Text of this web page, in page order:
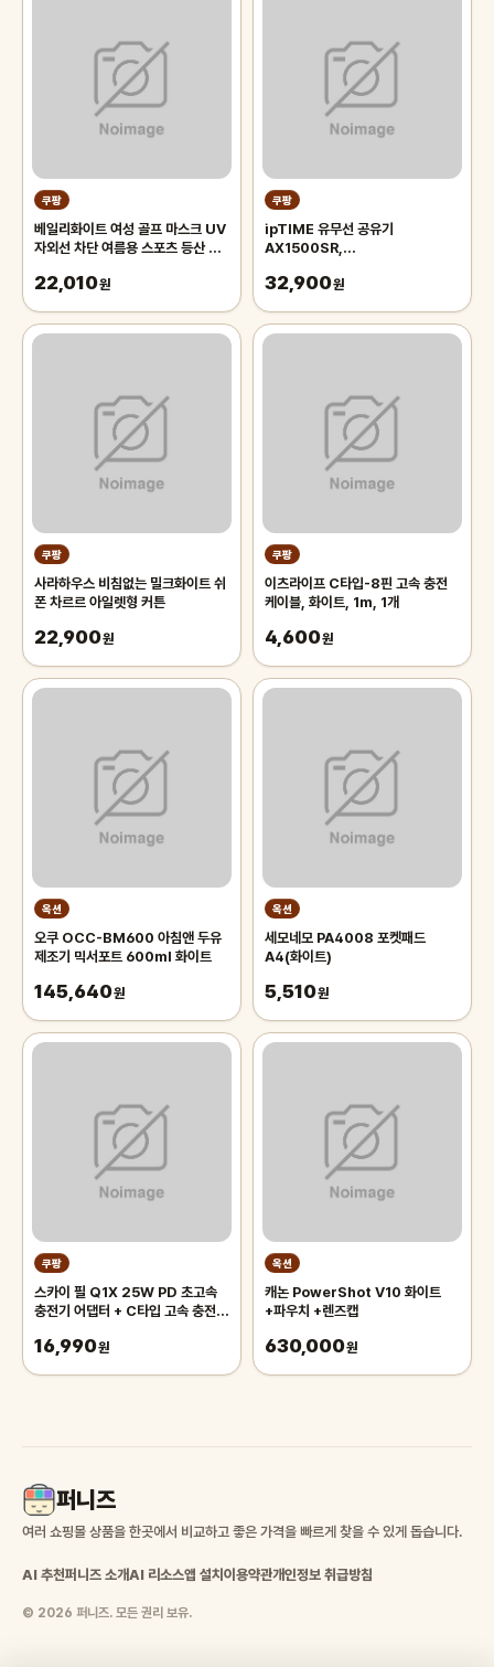
쿠팡
베일리화이트 여성 골프 마스크 UV
자외선 차단 여름용 스포츠 등산 자
22,010원
쿠팡
ipTIME 유무선 공유기
AX1500SR,
32,900원
쿠팡
사라하우스 비침없는 밀크화이트 쉬
폰 차르르 아일렛형 커튼
22,900원
쿠팡
이츠라이프 C타입-8핀 고속 충전
케이블, 화이트, 1m, 1개
4,600원
옥션
오쿠 OCC-BM600 아침앤 두유
제조기 믹서포트 600ml 화이트
145,640원
옥션
세모네모 PA4008 포켓패드
A4(화이트)
5,510원
쿠팡
스카이 필 Q1X 25W PD 초고속
충전기 어댑터 + C타입 고속 충전
16,990원
옥션
캐논 PowerShot V10 화이트
+파우치 +렌즈캡
630,000원
퍼니즈
여러 쇼핑몰 상품을 한곳에서 비교하고 좋은 가격을 빠르게 찾을 수 있게 돕습니다.
AI 추천퍼니즈 소개AI 리소스앱 설치 이용약관개인정보 취급방침
© 2026 퍼니즈. 모든 권리 보유.